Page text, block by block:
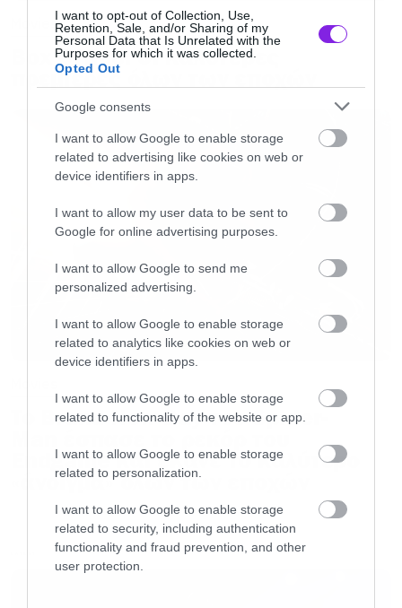
I want to opt-out of Collection, Use,
Retention, Sale, and/or Sharing of my
Personal Data that Is Unrelated with the
Purposes for which it was collected.
Opted Out
Google consents
I want to allow Google to enable storage
related to advertising like cookies on web or
device identifiers in apps.
I want to allow my user data to be sent to
Google for online advertising purposes.
I want to allow Google to send me
personalized advertising.
I want to allow Google to enable storage
related to analytics like cookies on web or
device identifiers in apps.
I want to allow Google to enable storage
related to functionality of the website or app.
I want to allow Google to enable storage
related to personalization.
I want to allow Google to enable storage
related to security, including authentication
functionality and fraud prevention, and other
user protection.
Movies
Box Office: Οι καλύτερες
πρεμιέρες όλων των εποχών
Το Brand New Day του Spider-
Endgame και έκανε το καλύτερο
«άνοιγμα» όλων των εποχών